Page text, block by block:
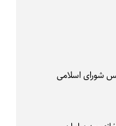
شورای اسلامی